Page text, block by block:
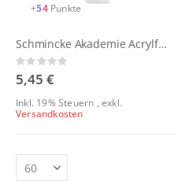
+54 Punkte
Schmincke Akademie Acrylfarben 60ml
Rating:
0%
5,45 €
Inkl. 19% Steuern ,exkl.
Versandkosten